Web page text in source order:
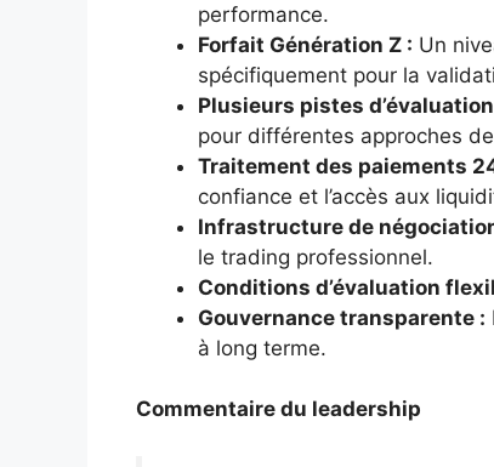
performance.
Forfait Génération Z : Un
spécifiquement pour la
Plusieurs pistes
pour différentes approches
Traitement des paiements
confiance et l’accès aux
Infrastructure de
le trading professionnel.
Conditions d’évaluation
Gouvernance transparente :
à long terme.
Commentaire du leadership